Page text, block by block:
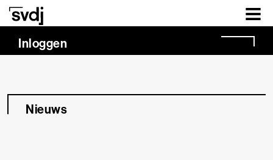
Naar hoofdinhoud
Inloggen
Nieuws